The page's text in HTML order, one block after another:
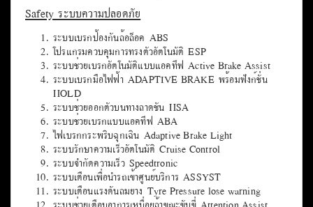
Safety ระบบความปลอดภัย
ระบบเบรกป้องกันล้อล็อค ABS
โปรแกรมควบคุมการทรงตัวอัตโนมัติ ESP
ระบบช่วยเบรกอัตโนมัติแบบแอคทีฟ Active Brake Assist
ระบบเบรกมือไฟฟ้า ADAPTIVE BRAKE พร้อมฟังก์ชั่น
HOLD
ระบบช่วยออกตัวบนทางลาดชัน HSA
ระบบช่วยเบรกแบบแอคทีฟ ABA
ไฟเบรกกระพริบฉุกเฉิน Adaptive Brake Light
ระบบรักษาความเร็วอัตโนมัติ Cruise Control
ระบบจำกัดความเร็ว Speedtronic
ระบบเตือนเพื่อนำรถเข้าศูนย์บริการ ASSYST
ระบบเตือนแรงดันลมยาง Tyre Pressure lose warning